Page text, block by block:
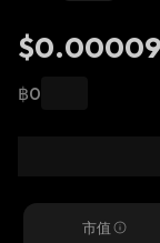
฿0
市值